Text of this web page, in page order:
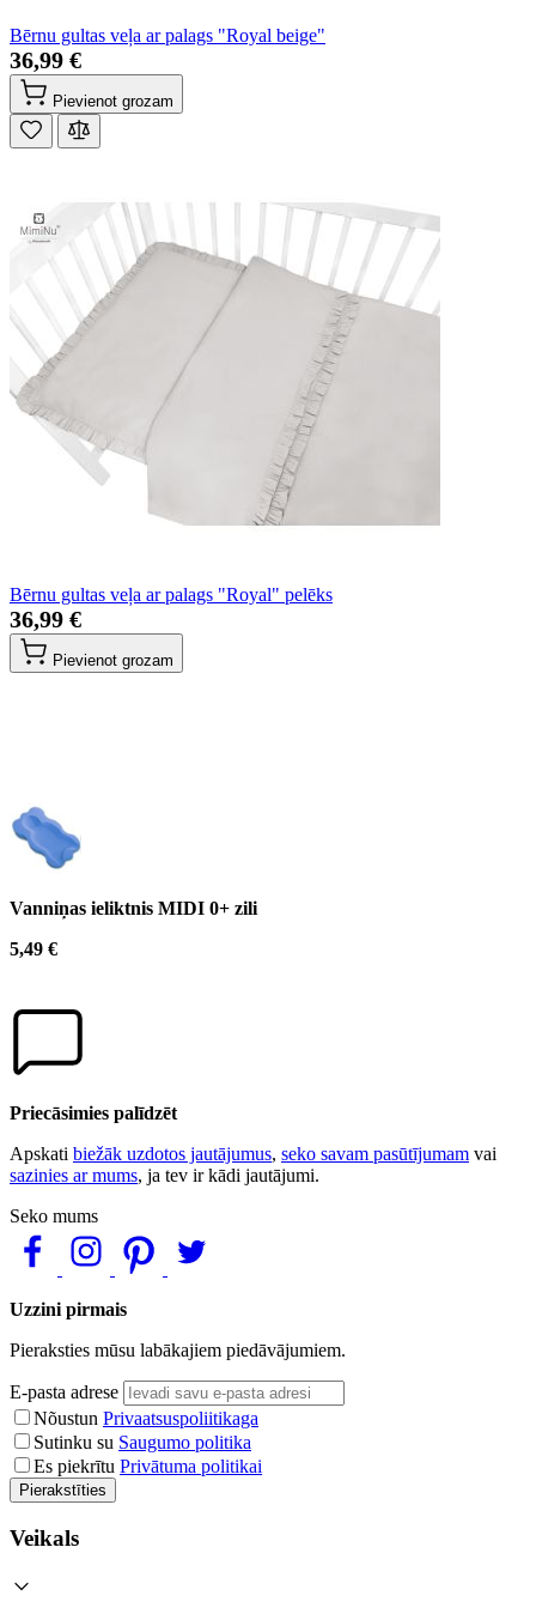
Bērnu gultas veļa ar palags "Royal beige"
36,99 €
Pievienot grozam
Bērnu gultas veļa ar palags "Royal" pelēks
36,99 €
Pievienot grozam
Vanniņas ieliktnis MIDI 0+ zili
5,49 €
Priecāsimies palīdzēt
Apskati biežāk uzdotos jautājumus, seko savam pasūtījumam vai
sazinies ar mums, ja tev ir kādi jautājumi.
Seko mums
Uzzini pirmais
Pieraksties mūsu labākajiem piedāvājumiem.
E-pasta adrese
Nõustun Privaatsuspoliitikaga
Sutinku su Saugumo politika
Es piekrītu Privātuma politikai
Pierakstīties
Veikals